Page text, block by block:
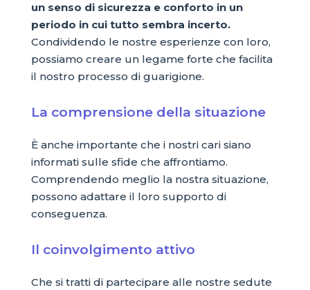
un senso di sicurezza e conforto in un
periodo in cui tutto sembra incerto.
Condividendo le nostre esperienze con loro,
possiamo creare un legame forte che facilita
il nostro processo di guarigione.
La comprensione della situazione
È anche importante che i nostri cari siano
informati sulle sfide che affrontiamo.
Comprendendo meglio la nostra situazione,
possono adattare il loro supporto di
conseguenza.
Il coinvolgimento attivo
Che si tratti di partecipare alle nostre sedute